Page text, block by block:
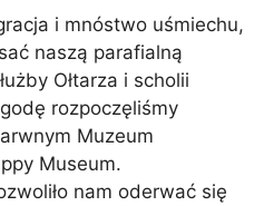
i mnóstwo uśmiechu,
naszą parafialną
Ołtarza i scholii
rozpoczęliśmy
Muzeum
Museum.
nam oderwać się